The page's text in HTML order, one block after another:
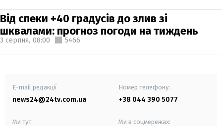
Від спеки +40 градусів до злив зі
шквалами: прогноз погоди на тиждень
3 серпня, 08:00 5466
E-mail редакції
news24@24tv.com.ua
Номер телефону:
+38 044 390 5077
Ми тут: Ми в соцмережах: